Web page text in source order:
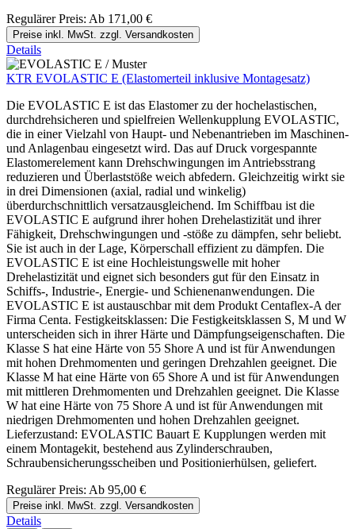
Regulärer Preis: Ab 171,00 €
Preise inkl. MwSt. zzgl. Versandkosten
Details
KTR EVOLASTIC E (Elastomerteil inklusive Montagesatz)
Die EVOLASTIC E ist das Elastomer zu der hochelastischen,
durchdrehsicheren und spielfreien Wellenkupplung EVOLASTIC,
die in einer Vielzahl von Haupt- und Nebenantrieben im Maschinen-
und Anlagenbau eingesetzt wird. Das auf Druck vorgespannte
Elastomerelement kann Drehschwingungen im Antriebsstrang
reduzieren und Überlaststöße weich abfedern. Gleichzeitig wirkt sie
in drei Dimensionen (axial, radial und winkelig)
überdurchschnittlich versatzausgleichend. Im Schiffbau ist die
EVOLASTIC E aufgrund ihrer hohen Drehelastizität und ihrer
Fähigkeit, Drehschwingungen und -stöße zu dämpfen, sehr beliebt.
Sie ist auch in der Lage, Körperschall effizient zu dämpfen. Die
EVOLASTIC E ist eine Hochleistungswelle mit hoher
Drehelastizität und eignet sich besonders gut für den Einsatz in
Schiffs-, Industrie-, Energie- und Schienenanwendungen. Die
EVOLASTIC E ist austauschbar mit dem Produkt Centaflex-A der
Firma Centa. Festigkeitsklassen: Die Festigkeitsklassen S, M und W
unterscheiden sich in ihrer Härte und Dämpfungseigenschaften. Die
Klasse S hat eine Härte von 55 Shore A und ist für Anwendungen
mit hohen Drehmomenten und geringen Drehzahlen geeignet. Die
Klasse M hat eine Härte von 65 Shore A und ist für Anwendungen
mit mittleren Drehmomenten und Drehzahlen geeignet. Die Klasse
W hat eine Härte von 75 Shore A und ist für Anwendungen mit
niedrigen Drehmomenten und hohen Drehzahlen geeignet.
Lieferzustand: EVOLASTIC Bauart E Kupplungen werden mit
einem Montagekit, bestehend aus Zylinderschrauben,
Schraubensicherungsscheiben und Positionierhülsen, geliefert.
Regulärer Preis: Ab 95,00 €
Preise inkl. MwSt. zzgl. Versandkosten
Details